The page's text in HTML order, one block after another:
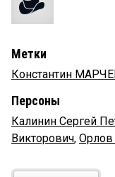
Метки
Константин
Персоны
Калинин Сергей
Викторович, Орлов